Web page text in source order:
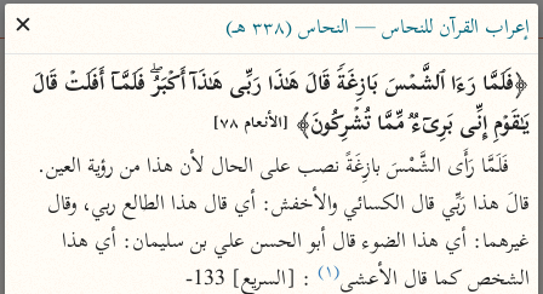
ساهم معنا في نشر القرآن والعلم الشرعي
الباحث القرآني
بحث تفسير علوم مصاحف
Type 2 or more characters for results.
إعراب القرآن للنحاس — النحاس (٣٣٨ هـ)
✕
یَـٰقَوۡمِ إِنِّی بَرِیۤءࣱ مِّمَّا تُشۡرِكُونَ﴾ [الأنعام ٧٨]
الشخص كما قال الأعشى(١)
: [السريع] 133-